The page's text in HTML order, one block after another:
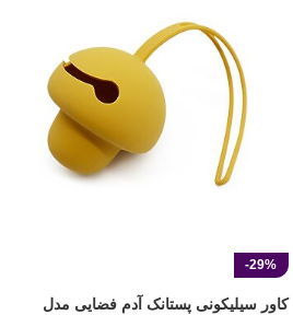
-29%
کاور سیلیکونی پستانک آدم فضایی مدل